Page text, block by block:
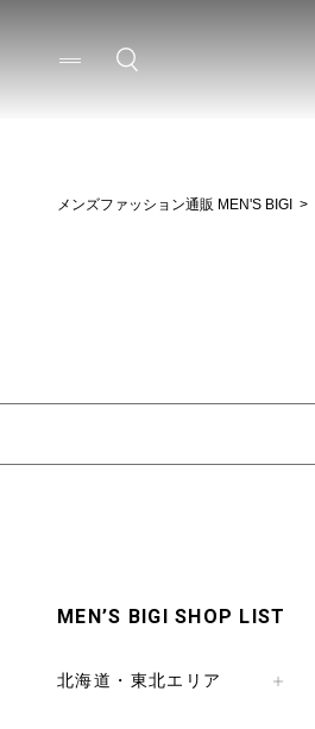
メンズファッション通販 MEN'S BIGI
MEN’S BIGI SHOP LIST
北海道・東北エリア